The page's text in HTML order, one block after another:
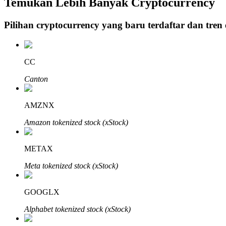
Penguncian BTR
Investasi eksklusif untuk pemegang BTR
Pinjaman
Layanan pinjaman yang didukung Crypto
Temukan Lebih Banyak Cryptocurrency
Pilihan cryptocurrency yang baru terdaftar dan tren
CC
Canton
AMZNX
Amazon tokenized stock (xStock)
METAX
Meta tokenized stock (xStock)
GOOGLX
Alphabet tokenized stock (xStock)